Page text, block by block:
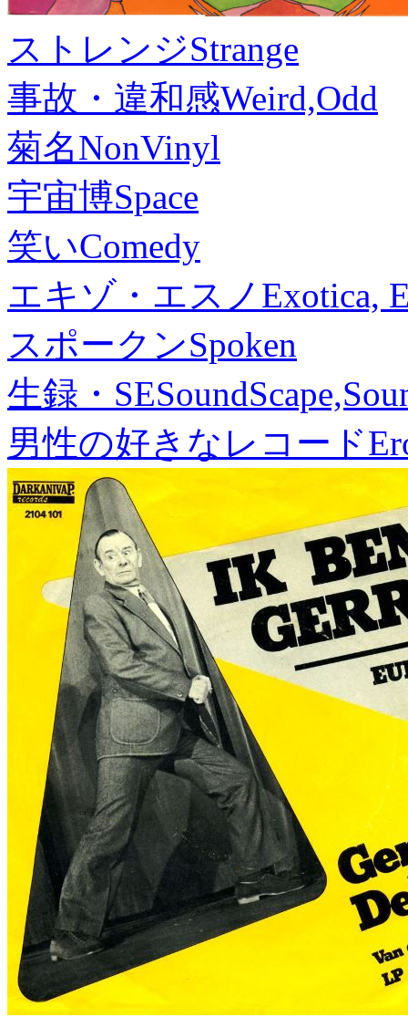
ストレンジStrange
事故・違和感Weird,Odd
菊名NonVinyl
宇宙博Space
笑いComedy
エキゾ・エスノ Exotica,
スポークンSpoken
生録・SE
男性の好きなレコード